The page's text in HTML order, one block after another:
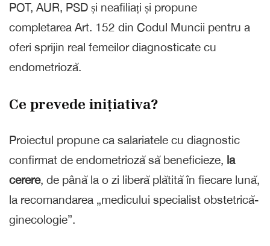
POT, AUR, PSD și neafiliați și propune
completarea Art. 152 din Codul Muncii pentru a
oferi sprijin real femeilor diagnosticate cu
endometrioză.
Ce prevede inițiativa?
Proiectul propune ca salariatele cu diagnostic
confirmat de endometrioză să beneficieze, la
cerere, de până la o zi liberă plătită în fiecare lună,
la recomandarea „medicului specialist obstetrică-
ginecologie”.